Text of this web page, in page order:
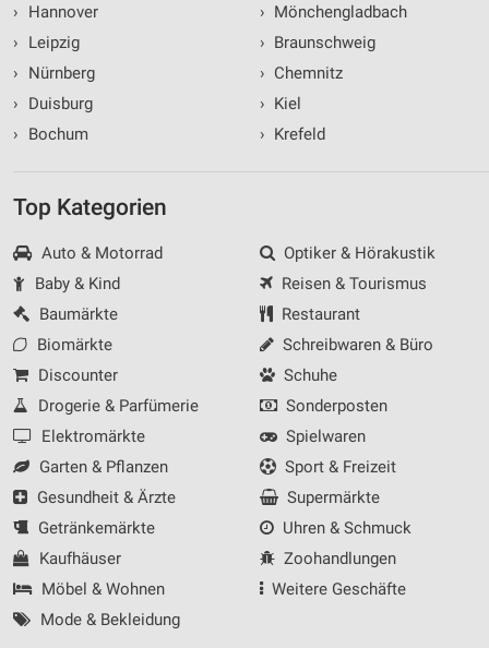
›
Hannover
›
Leipzig
›
Nürnberg
›
Duisburg
›
Bochum
› Mönchengladbach
› Braunschweig
› Chemnitz
› Kiel
› Krefeld
Top Kategorien
Auto & Motorrad
Baby & Kind
Baumärkte
Biomärkte
Discounter
Drogerie & Parfümerie
Elektromärkte
Garten & Pflanzen
Gesundheit & Ärzte
Getränkemärkte
Kaufhäuser
Möbel & Wohnen
Mode & Bekleidung
Optiker & Hörakustik
Reisen & Tourismus
Restaurant
Schreibwaren & Büro
Schuhe
Sonderposten
Spielwaren
Sport & Freizeit
Supermärkte
Uhren & Schmuck
Zoohandlungen
Weitere Geschäfte